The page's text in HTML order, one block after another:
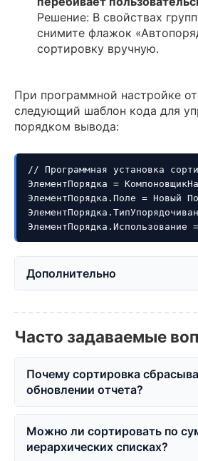
Решение: В свойствах
снимите флажок
сортировку вручную.
При программной настройке
следующий шаблон кода для
порядком вывода:
// Программная установка
ЭлементПорядка =
ЭлементПорядка.Поле = Новый
ЭлементПорядка.Использование
Дополнительно
Часто задаваемые
Почему сортировка
обновлении отчета?
Можно ли сортировать по
иерархических списках?